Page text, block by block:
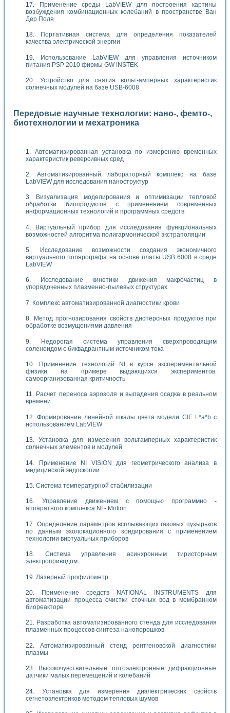
Применение среды LabVIEW для построения картины
возбуждения комбинационных колебаний в пространстве Ван
Дер Поля
Портативная система для определения показателей
качества электрической энергии
Использование LabVIEW для управления источником
питания PSP 2010 фирмы GW INSTEK
Устройство для снятия вольт-амперных характеристик
солнечных модулей на базе USB-6008
Передовые научные технологии: нано-, фемто-,
биотехнологии и мехатроника
Автоматизированная установка по измерению временных
характеристик реверсивных сред
Автоматизированный лабораторный комплекс на базе
LabVIEW для исследования наноструктур
Визуализация моделирования и оптимизации тепловой
обработки биопродуктов с применением современных
информационных технологий и программных средств
Виртуальный прибор для исследования функциональных
возможностей алгоритма полигармонической экстраполяции
Исследование возможности создания экономичного
виртуального полярографа на основе платы USB 6008 в среде
LabVIEW
Исследование кинетики движения макрочастиц в
упорядоченных плазменно-пылевых структурах
Комплекс автоматизированной диагностики крови
Метод прогнозирования свойств дисперсных продуктов при
обработке возмущениями давления
Недорогая система управления сверхпроводящим
соленоидом с биквадрантным источником тока
Применение технологий NI в курсе экспериментальной
физики на примере выдающихся экспериментов:
самоорганизованная критичность
Расчет переноса аэрозоля и выпадения осадка в реальном
времени
Формирование линейной шкалы цвета модели CIE L*a*b с
использованием LabVIEW
Установка для измерения вольтамперных характеристик
солнечных элементов и модулей
Применение NI VISION для геометрического анализа в
медицинской эндоскопии
Система температурной стабилизации
Управление движением с помощью программно -
аппаратного комплекса NI - Motion
Определение параметров всплывающих газовых пузырьков
по данным эхолокационного зондирования с применением
технологии виртуальных приборов
Система управления асинхронным тиристорным
электроприводом
Лазерный профилометр
Применение средств NATIONAL INSTRUMENTS для
автоматизации процесса очистки сточных вод в мембранном
биореакторе
Разработка автоматизированного стенда для исследования
плазменных процессов синтеза нанопорошков
Автоматизированный стенд рентгеновской диагностики
плазмы
Высокочувствительные оптоэлектронные дифракционные
датчики малых перемещений и колебаний
Установка для измерения диэлектрических свойств
сегнетоэлектриков методом тепловых шумов